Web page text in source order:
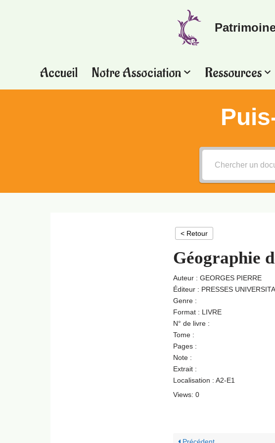
Accueil Notre Association Ressources
< Retour
Géographie
Auteur : GEORGES PIERRE
Éditeur : PRESSES
Genre :
Format : LIVRE
N° de livre :
Tome :
Pages :
Note :
Extrait :
Localisation : A2-E1
Views: 0